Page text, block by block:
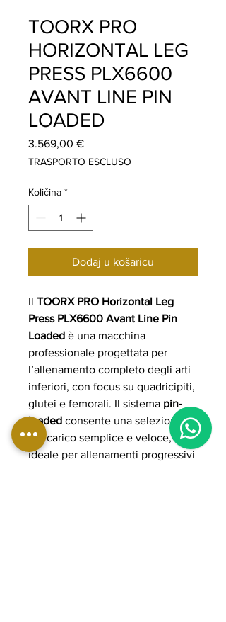
TOORX PRO
HORIZONTAL LEG
PRESS PLX6600
AVANT LINE PIN
LOADED
3.569,00 €Cijena
TRASPORTO ESCLUSO
Količina *
Dodaj u košaricu
Il TOORX PRO Horizontal Leg
Press PLX6600 Avant Line Pin
Loaded è una macchina
professionale progettata per
l’allenamento completo degli arti
inferiori, con focus su quadricipiti,
glutei e femorali. Il sistema pin-
loaded consente una selezione
del carico semplice e veloce,
ideale per allenamenti progressivi